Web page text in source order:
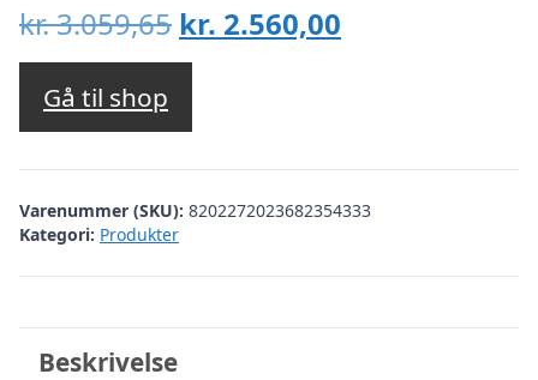
kr.3.059,65 Den
oprindelige
var:
kr. 3.059,65.
kr. 2.560,00
kr. 2.560,00.
Gå til shop
Varenummer (SKU): 8202272023682354333
Kategori: Produkter
Beskrivelse